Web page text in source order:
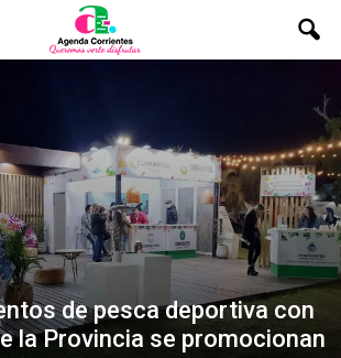
de pesca deportiva con
la Provincia se promocionan